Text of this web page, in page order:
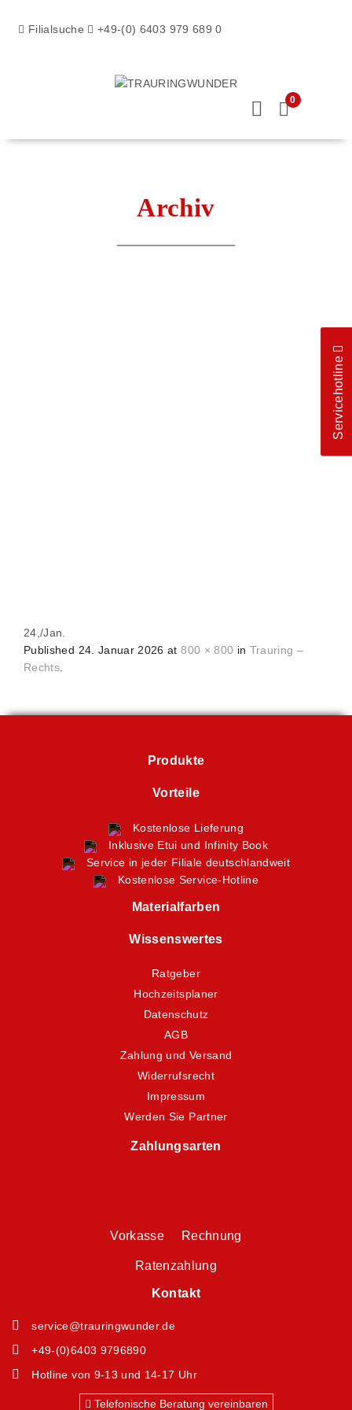
Filialsuche +49-(0) 6403 979 689 0
0
Archiv
24,/Jan.
Published 24. Januar 2026 at800 × 800 in Trauring –
Rechts.
Produkte
Vorteile
Kostenlose Lieferung
Inklusive Etui und Infinity Book
Service in jeder Filiale deutschlandweit
Kostenlose Service-Hotline
Materialfarben
Wissenswertes
Ratgeber
Hochzeitsplaner
Datenschutz
AGB
Zahlung und Versand
Widerrufsrecht
Impressum
Werden Sie Partner
Zahlungsarten
Vorkasse Rechnung
Ratenzahlung
Kontakt
service@trauringwunder.de
+49-(0)6403 9796890
Hotline von 9-13 und 14-17 Uhr
Telefonische Beratung vereinbaren
Servicehotline